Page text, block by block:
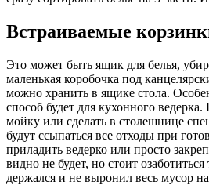
Встраиваемые
Это может быть ящик для белья,
маленькая коробочка под
можно хранить в ящике стола.
способ будет для кухонного
мойку или сделать в столешнице
будут ссыпаться все отходы при
приладить ведерко или просто
видно не будет, но стоит
держался и не выронил весь мусор